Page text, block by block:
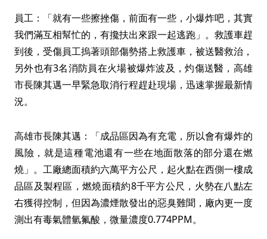
員工：「就有一些擦挫傷，前面有一些，小爆炸吧，其實
我們滿互相幫忙的，有攙扶出來跟一起逃跑」。救護車趕
到後，受傷員工摀著頭部傷勢搭上救護車，被送醫救治，
另外也有3名消防員在火場被爆炸波及，灼傷送醫，高雄
市長陳其邁一早緊急取消行程趕赴現場，迅速掌握最新情
況。
高雄市長陳其邁：「成品區因為有充電，所以會有爆炸的
風險，就是這種電池還有一些在地面散落的部分還在燃
燒」。工廠總面積約六萬平方公尺，起火點在西側一樓成
品區及製程區，燃燒面積約8千平方公尺，火勢在八點左
右獲得控制，但因為濃煙散發出的惡臭難聞，廠內更一度
測出有毒氣體氫氟酸，微量濃度0.774PPM。